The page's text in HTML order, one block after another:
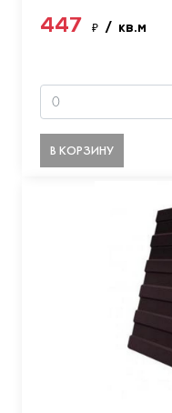
447 ₽ / кв.м
В КОРЗИНУ